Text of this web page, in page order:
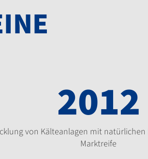
2012
von Kälteanlagen mit
Marktreife